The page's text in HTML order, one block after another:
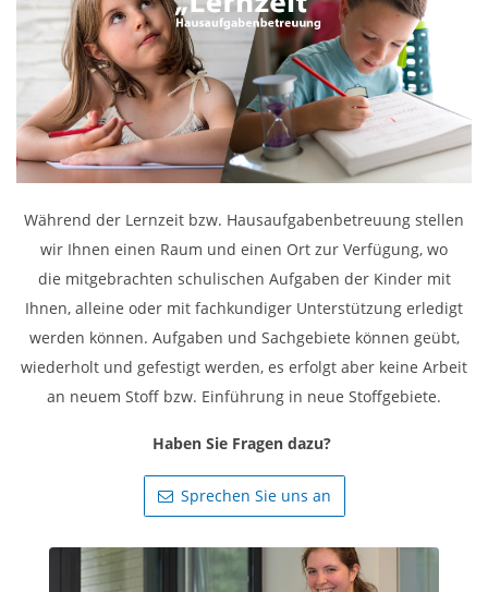
Während der Lernzeit bzw. Hausaufgabenbetreuung stellen
wir Ihnen einen Raum und einen Ort zur Verfügung, wo
die mitgebrachten schulischen Aufgaben der Kinder mit
Ihnen, alleine oder mit fachkundiger Unterstützung erledigt
werden können. Aufgaben und Sachgebiete können geübt,
wiederholt und gefestigt werden, es erfolgt aber keine Arbeit
an neuem Stoff bzw. Einführung in neue Stoffgebiete.
Haben Sie Fragen dazu?
Sprechen Sie uns an